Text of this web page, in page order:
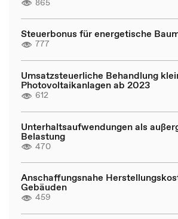
Steuerbonus für energetische
777
Umsatzsteuerliche Behandlung
Photovoltaikanlagen ab 2023
612
Unterhaltsaufwendungen als
Belastung
470
Anschaffungsnahe
Gebäuden
459